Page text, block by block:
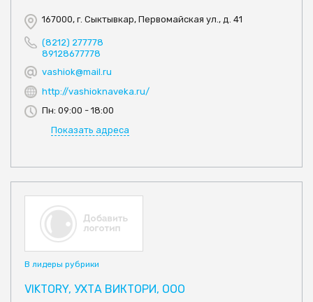
167000, г. Сыктывкар, Первомайская ул., д. 41
(8212) 277778
89128677778
vashiok@mail.ru
http://vashioknaveka.ru/
Пн: 09:00 - 18:00
Показать адреса
В лидеры рубрики
VIKTORY, УХТА ВИКТОРИ, ООО